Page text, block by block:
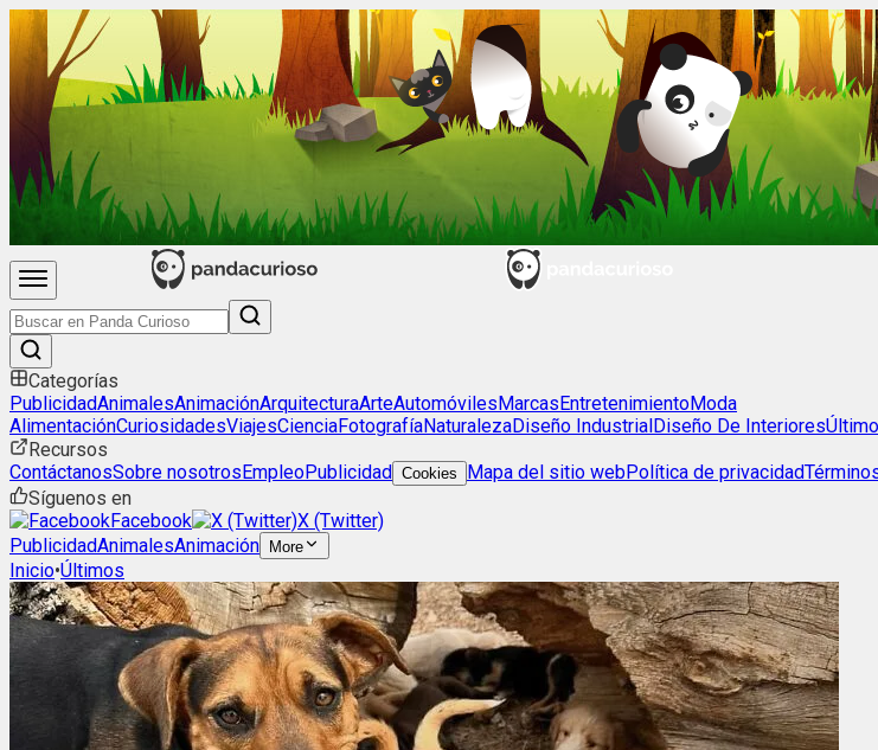
Categorías
PublicidadAnimalesAnimaciónArquitecturaArteAutomóvilesMarcasEntretenimientoModa
AlimentaciónCuriosidadesViajesCienciaFotografíaNaturalezaDiseño IndustrialDiseño De Interiores
Recursos
ContáctanosSobre nosotrosEmpleoPublicidad Cookies Mapa del sitio webPolítica de privacidad
Síguenos en
Facebook
X (Twitter)
PublicidadAnimalesAnimación More
Inicio•Últimos